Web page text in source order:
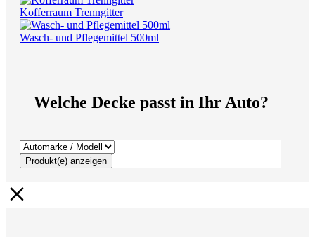
Kofferraum Trenngitter
Wasch- und Pflegemittel 500ml
Welche Decke passt in Ihr Auto?
Produkt(e) anzeigen